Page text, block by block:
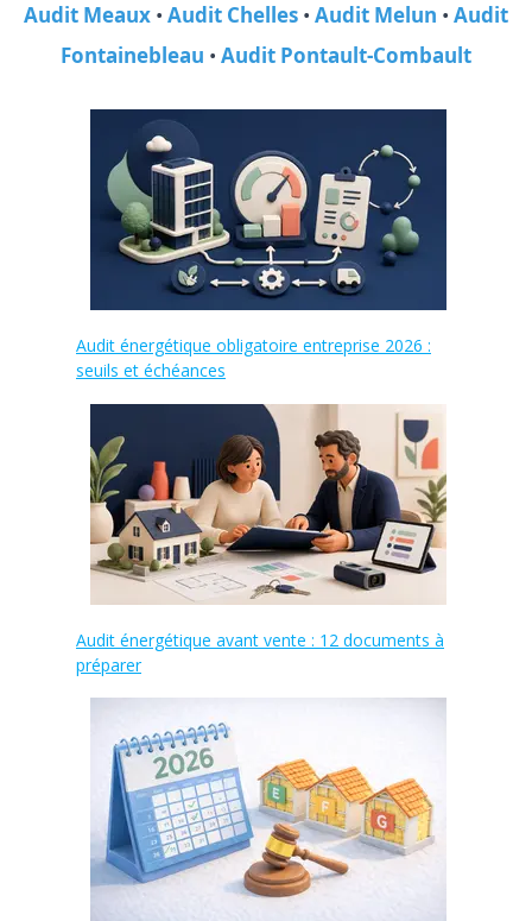
Audit Meaux • Audit Chelles • Audit Melun • Audit
Fontainebleau • Audit Pontault-Combault
Audit énergétique obligatoire entreprise 2026 :
seuils et échéances
Audit énergétique avant vente : 12 documents à
préparer